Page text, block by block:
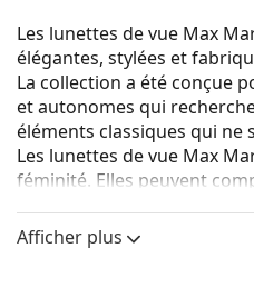
Les lunettes de vue Max
élégantes, stylées et
La collection a été conçue
et autonomes qui
éléments classiques qui
Les lunettes de vue Max
féminité. Elles peuvent
accessoire unique et élégant.
Afficher plus